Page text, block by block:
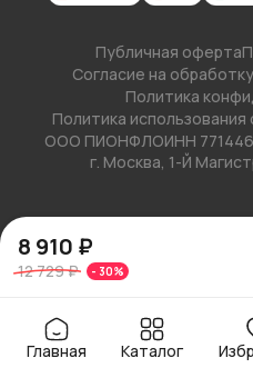
8 910 ₽
12 729 ₽ - 30%
Публичная оферта
Согласие на
Политика
Политика использования
ООО ПИОНФЛОИНН
г. Москва, 1-Й
Главная Каталог